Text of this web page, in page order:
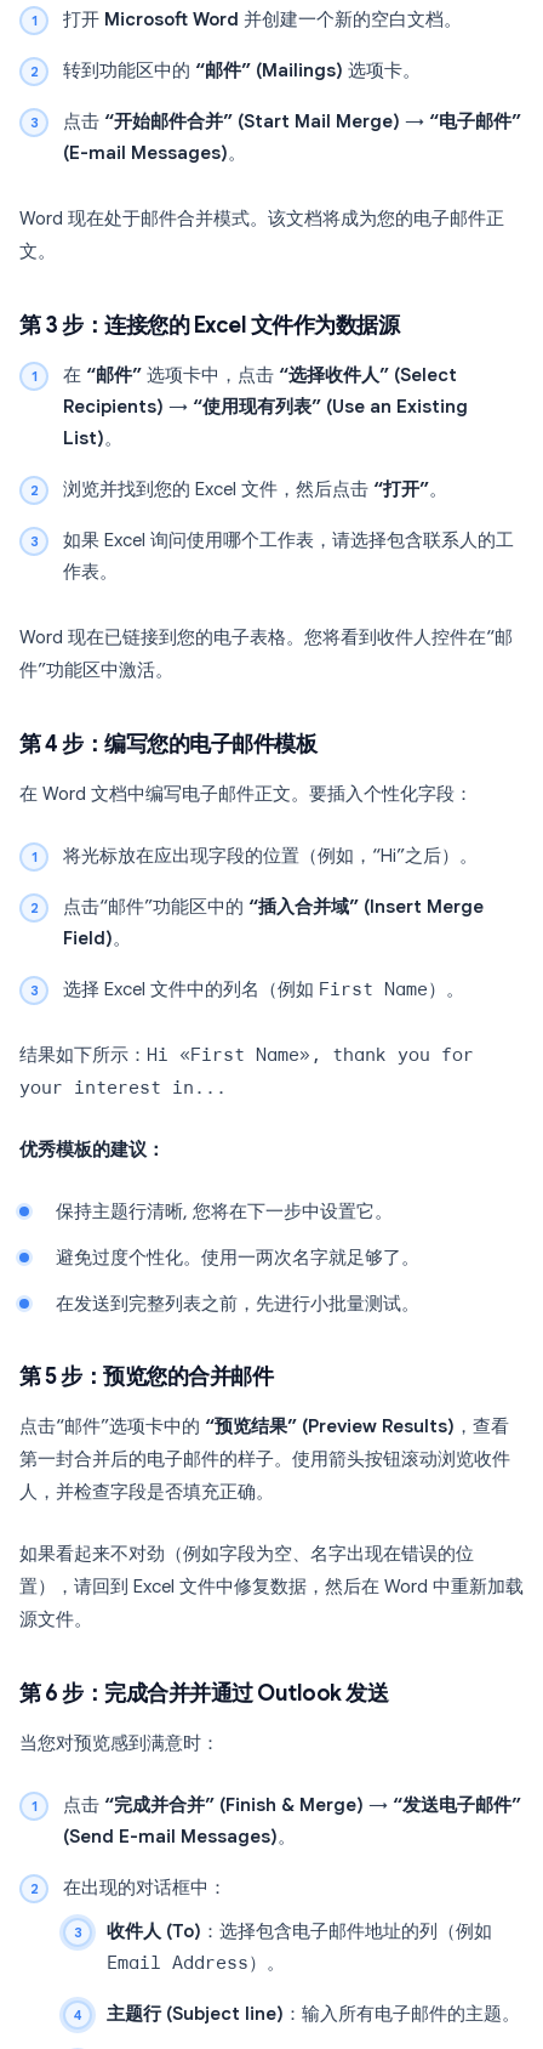
打开 Microsoft Word 并创建一个新的空白文档。
转到功能区中的 “邮件” (Mailings) 选项卡。
点击 “开始邮件合并” (Start Mail Merge) → “电子邮件”
(E-mail Messages)。
Word 现在处于邮件合并模式。该文档将成为您的电子邮件正
文。
第 3 步：连接您的 Excel 文件作为数据源
在 “邮件” 选项卡中，点击 “选择收件人” (Select
Recipients) → “使用现有列表” (Use an Existing
List)。
浏览并找到您的 Excel 文件，然后点击 “打开”。
如果 Excel 询问使用哪个工作表，请选择包含联系人的工
作表。
Word 现在已链接到您的电子表格。您将看到收件人控件在“邮
件”功能区中激活。
第 4 步：编写您的电子邮件模板
在 Word 文档中编写电子邮件正文。要插入个性化字段：
将光标放在应出现字段的位置（例如，“Hi”之后）。
点击“邮件”功能区中的 “插入合并域” (Insert Merge
Field)。
选择 Excel 文件中的列名（例如 First Name）。
结果如下所示： Hi «First Name», thank you for
your interest in...
优秀模板的建议：
保持主题行清晰, 您将在下一步中设置它。
避免过度个性化。使用一两次名字就足够了。
在发送到完整列表之前，先进行小批量测试。
第 5 步：预览您的合并邮件
点击“邮件”选项卡中的 “预览结果” (Preview Results) ，查看
第一封合并后的电子邮件的样子。使用箭头按钮滚动浏览收件
人，并检查字段是否填充正确。
如果看起来不对劲（例如字段为空、名字出现在错误的位
置），请回到 Excel 文件中修复数据，然后在 Word 中重新加载
源文件。
第 6 步：完成合并并通过 Outlook 发送
当您对预览感到满意时：
点击 “完成并合并” (Finish & Merge) → “发送电子邮件”
(Send E-mail Messages)。
在出现的对话框中：
收件人 (To) ：选择包含电子邮件地址的列（例如
Email Address）。
主题行 (Subject line) ：输入所有电子邮件的主题。